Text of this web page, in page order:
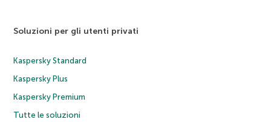
Soluzioni per gli utenti privati
Kaspersky Standard
Kaspersky Plus
Kaspersky Premium
Tutte le soluzioni